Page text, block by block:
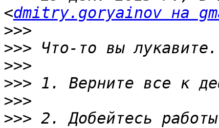
<dmitry.goryainov на
>>>
>>>
>>>
>>>
>>>
>>> 2. Добейтесь